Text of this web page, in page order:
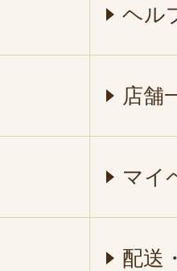
ヘル
店舗
マイ
配送